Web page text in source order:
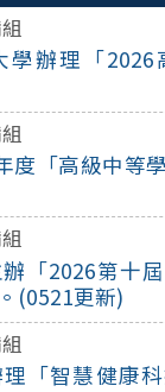
學辦理「2026
度「高級中等
「2026第十
(0521更新)
「智慧健康